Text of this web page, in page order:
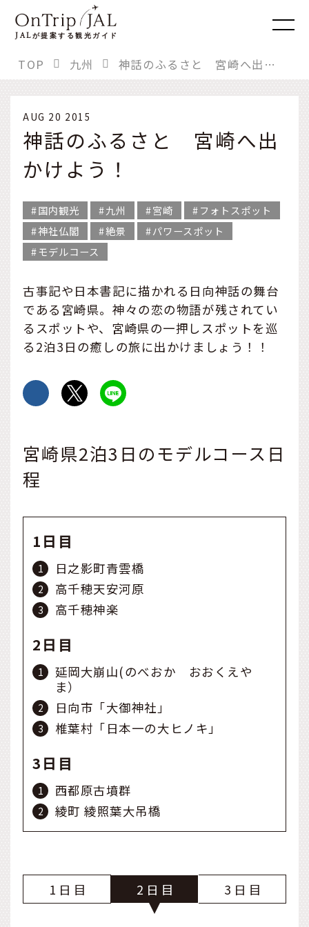
JALが提案する観光ガイド
TOP 九州 神話のふるさと 宮崎へ出かけよう！
AUG 20 2015
神話のふるさと 宮崎へ出
かけよう！
国内観光 九州 宮崎
フォトスポット
神社仏閣
絶景
パワースポット
モデルコース
古事記や日本書記に描かれる日向神話の舞台
である宮崎県。神々の恋の物語が残されてい
るスポットや、宮崎県の一押しスポットを巡
る2泊3日の癒しの旅に出かけましょう！！
宮崎県2泊3日のモデルコース日
程
1日目
日之影町青雲橋
高千穂天安河原
高千穂神楽
2日目
延岡大崩山(のべおか おおくえや
ま）
日向市「大御神社」
椎葉村「日本一の大ヒノキ」
3日目
西都原古墳群
綾町 綾照葉大吊橋
1 2 3